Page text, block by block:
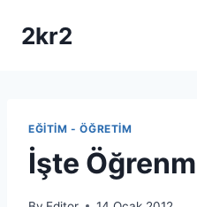
2kr2
EĞITIM - ÖĞRETIM
İşte